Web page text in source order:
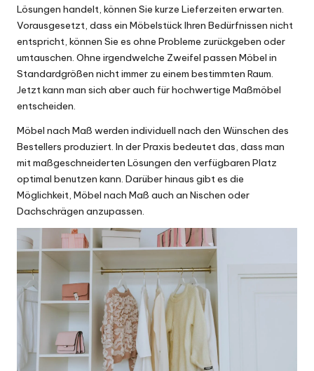
Lösungen handelt, können Sie kurze Lieferzeiten erwarten.
Vorausgesetzt, dass ein Möbelstück Ihren Bedürfnissen nicht
entspricht, können Sie es ohne Probleme zurückgeben oder
umtauschen. Ohne irgendwelche Zweifel passen Möbel in
Standardgrößen nicht immer zu einem bestimmten Raum.
Jetzt kann man sich aber auch für hochwertige Maßmöbel
entscheiden.
Möbel nach Maß werden individuell nach den Wünschen des
Bestellers produziert. In der Praxis bedeutet das, dass man
mit maßgeschneiderten Lösungen den verfügbaren Platz
optimal benutzen kann. Darüber hinaus gibt es die
Möglichkeit, Möbel nach Maß auch an Nischen oder
Dachschrägen anzupassen.